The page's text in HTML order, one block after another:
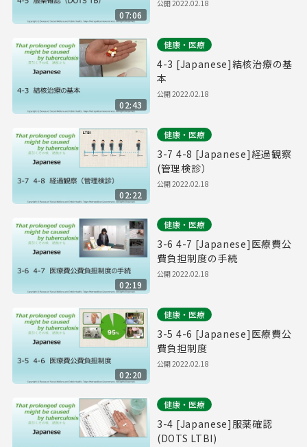
07:06
公開2022.02.18
02:43
健康・医療
4-3 [Japanese]結核治療の基
本
公開2022.02.18
02:22
健康・医療
3-7 4-8 [Japanese]経過観察
(管理検診）
公開2022.02.18
02:19
健康・医療
3-6 4-7 [Japanese]医療費公
費負担制度の手続
公開2022.02.18
02:20
健康・医療
3-5 4-6 [Japanese]医療費公
費負担制度
公開2022.02.18
健康・医療
3-4 [Japanese]服薬確認
(DOTS LTBI)